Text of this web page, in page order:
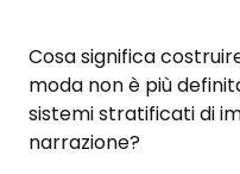
Cosa significa
moda non è più
sistemi stratificati di
narrazione?